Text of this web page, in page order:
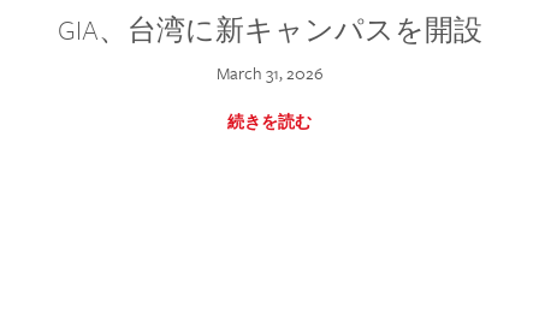
GIA、台湾に新キャンパスを開設
March 31, 2026
続きを読む